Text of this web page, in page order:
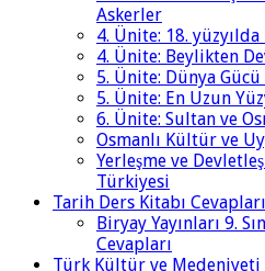
Askerler
4. Ünite: 18.
4. Ünite: Beylikten
5. Ünite: Dünya
5. Ünite: En Uzun
6. Ünite: Sultan ve
Osmanlı Kültür ve
Yerleşme ve
Türkiyesi
Tarih Ders Kitabı Cevapları
Biryay Yayınları 9.
Cevapları
Türk Kültür ve Medeniyeti